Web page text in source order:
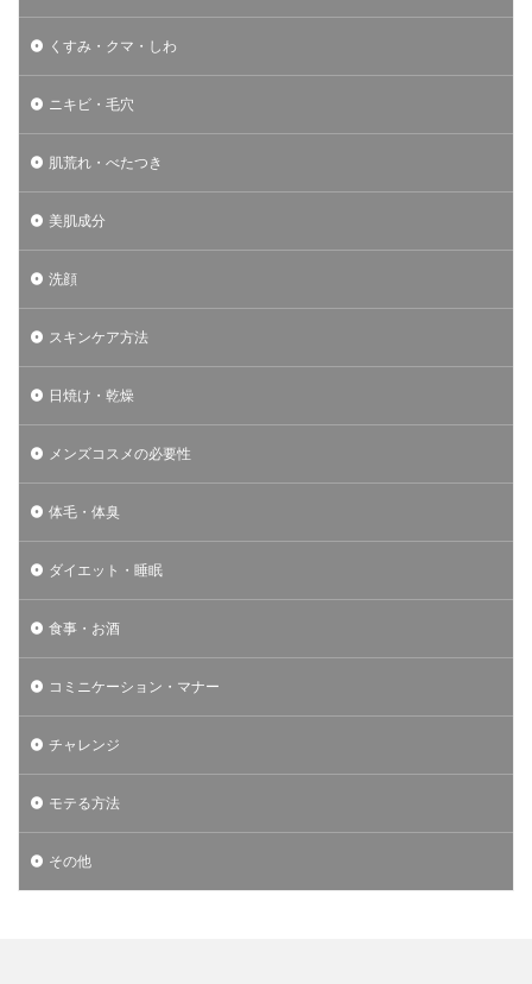
くすみ・クマ・しわ
ニキビ・毛穴
肌荒れ・べたつき
美肌成分
洗顔
スキンケア方法
日焼け・乾燥
メンズコスメの必要性
体毛・体臭
ダイエット・睡眠
食事・お酒
コミニケーション・マナー
チャレンジ
モテる方法
その他